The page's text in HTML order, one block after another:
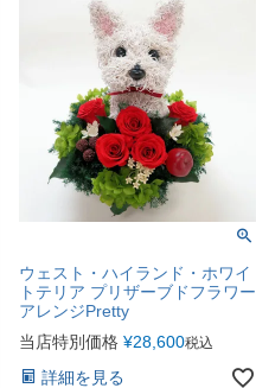
ウェスト・ハイランド・ホワイ
トテリア プリザーブドフラワー
アレンジPretty
当店特別価格 ¥28,600税込
詳細を見る